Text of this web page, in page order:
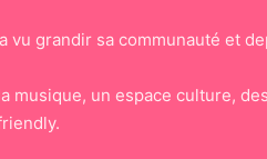
vu grandir sa communauté et
musique, un espace culture,